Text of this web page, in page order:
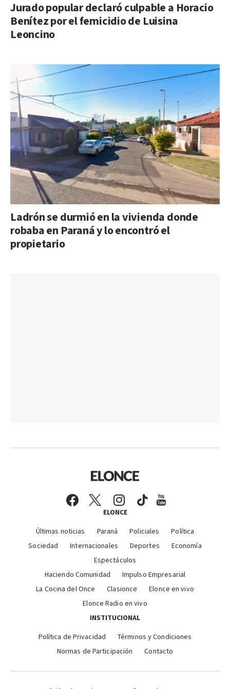
Jurado popular declaró culpable a Horacio
Benítez por el femicidio de Luisina
Leoncino
Ladrón se durmió en la vivienda donde
robaba en Paraná y lo encontró el
propietario
ELONCE
Últimas noticias Paraná Policiales
Política
Sociedad
Internacionales Deportes
Economía
Espectáculos
Haciendo Comunidad
Impulso Empresarial
La Cocina del Once
Clasionce
Elonce en vivo
Elonce Radio en vivo
INSTITUCIONAL
Política de Privacidad
Términos y Condiciones
Normas de Participación
Contacto